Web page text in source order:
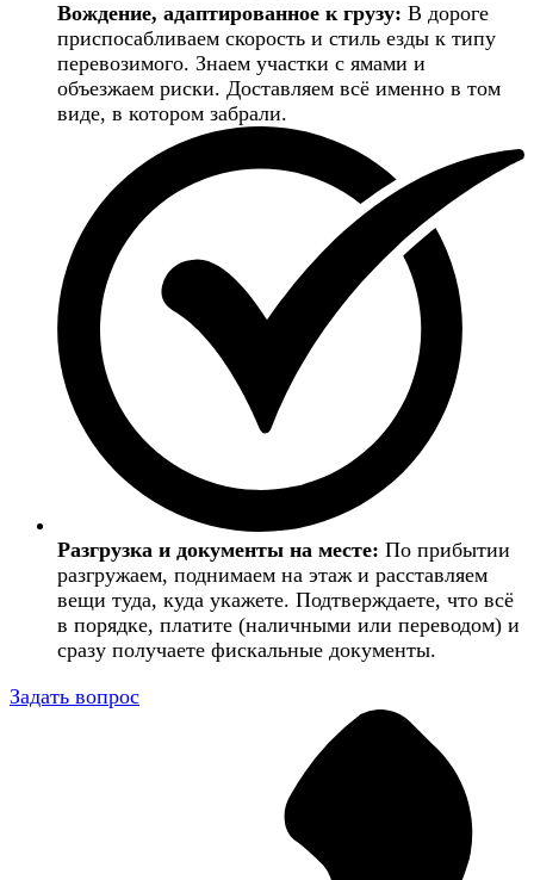
Вождение, адаптированное к грузу: В дороге
приспосабливаем скорость и стиль езды к типу
перевозимого. Знаем участки с ямами и
объезжаем риски. Доставляем всё именно в том
виде, в котором забрали.
Разгрузка и документы на месте: По прибытии
разгружаем, поднимаем на этаж и расставляем
вещи туда, куда укажете. Подтверждаете, что всё
в порядке, платите (наличными или переводом) и
сразу получаете фискальные документы.
Задать вопрос